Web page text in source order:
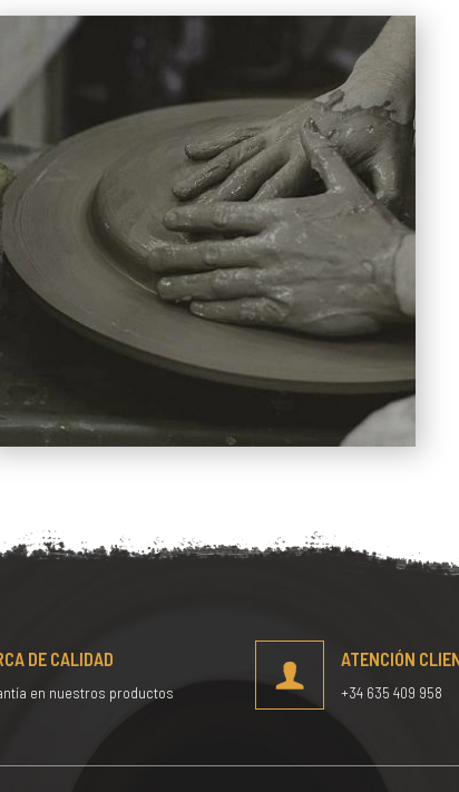
DE CALIDAD
en nuestros productos
ATENCIÓN
+34 635 409 958